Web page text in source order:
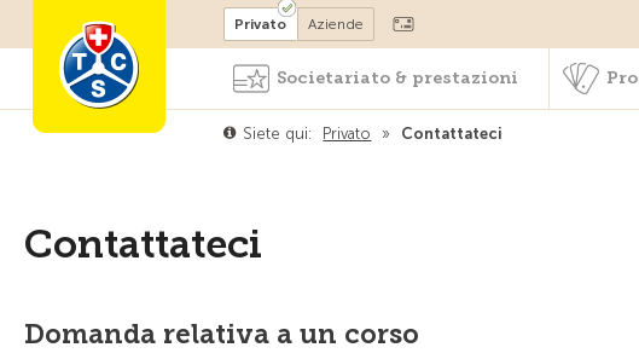
Diventare socio
Privato Aziende
Societariato & prestazioni
Siete qui: Privato » Contattateci
Contattateci
Domanda relativa a un corso